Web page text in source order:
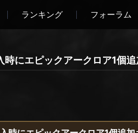
ランキング フォーラム
にエピックアークロア1個